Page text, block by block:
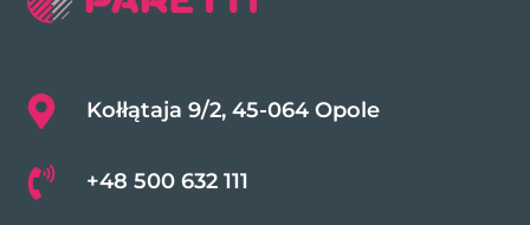
Kołłątaja 9/2, 45-064 Opole
+48 500 632 111